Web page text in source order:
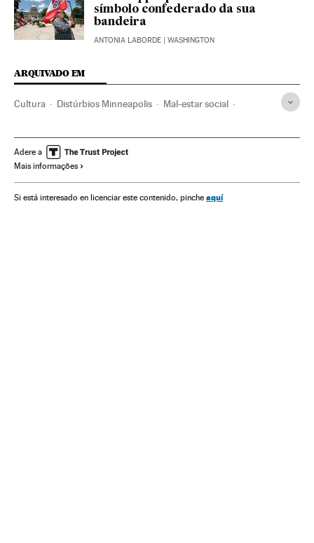
símbolo confederado da sua
bandeira
ANTONIA LABORDE | WASHINGTON
ARQUIVADO EM
Cultura Distúrbios Minneapolis Mal-estar social
Estados Unidos Indígenas
Monumentos
Racismo Discriminação
Adere a
Mais informações
Si está interesado en licenciar este contenido, pinche aquí